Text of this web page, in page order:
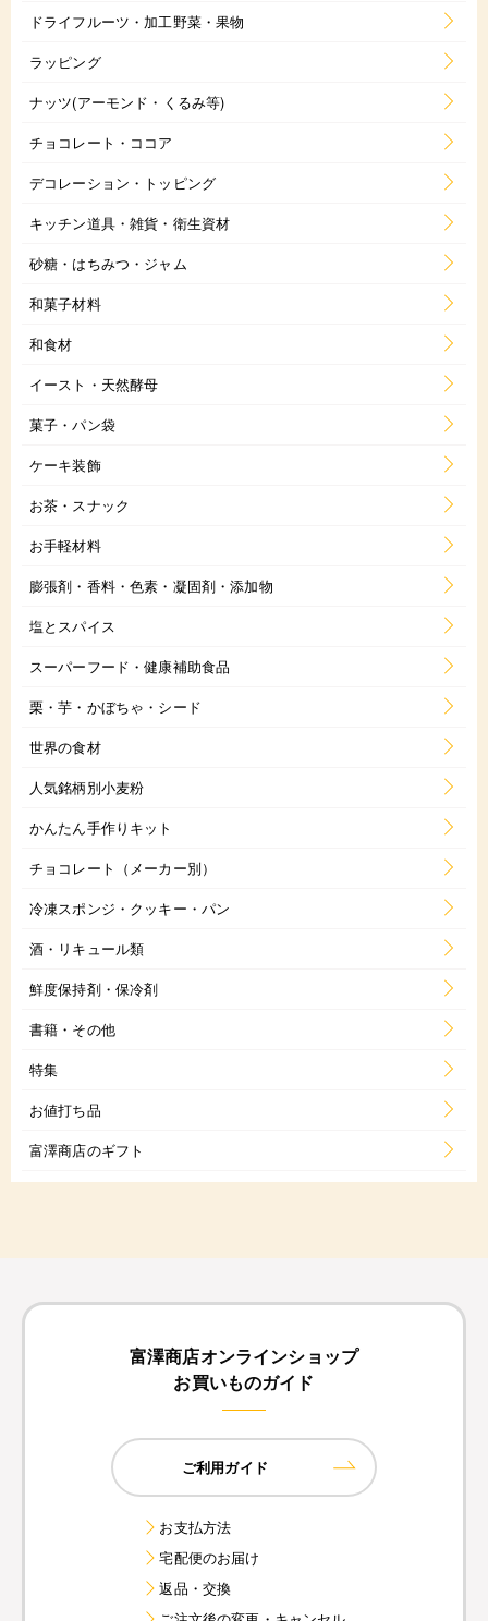
ドライフルーツ・加工野菜・果物
ラッピング
ナッツ(アーモンド・くるみ等)
チョコレート・ココア
デコレーション・トッピング
キッチン道具・雑貨・衛生資材
砂糖・はちみつ・ジャム
和菓子材料
和食材
イースト・天然酵母
菓子・パン袋
ケーキ装飾
お茶・スナック
お手軽材料
膨張剤・香料・色素・凝固剤・添加物
塩とスパイス
スーパーフード・健康補助食品
栗・芋・かぼちゃ・シード
世界の食材
人気銘柄別小麦粉
かんたん手作りキット
チョコレート（メーカー別）
冷凍スポンジ・クッキー・パン
酒・リキュール類
鮮度保持剤・保冷剤
書籍・その他
特集
お値打ち品
富澤商店のギフト
富澤商店オンラインショップ
お買いものガイド
ご利用ガイド
お支払方法
宅配便のお届け
返品・交換